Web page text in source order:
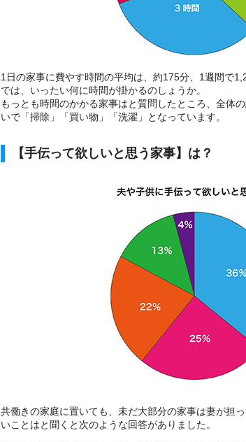
1日の家事に費やす時間の平均は、約175分、1週間で
では、いったい何に時間が掛かるのしょうか。
もっとも時間のかかる家事はと質問したところ、全体
いで「掃除」「買い物」「洗濯」となっています。
【手伝って欲しいと思う家事】は？
共働きの家庭に置いても、未だ大部分の家事は妻が担
いことはと聞くと次のような回答がありました。